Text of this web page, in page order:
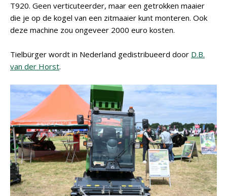
T920. Geen verticuteerder, maar een getrokken maaier
die je op de kogel van een zitmaaier kunt monteren. Ook
deze machine zou ongeveer 2000 euro kosten.
Tielbürger wordt in Nederland gedistribueerd door D.B.
van der Horst.